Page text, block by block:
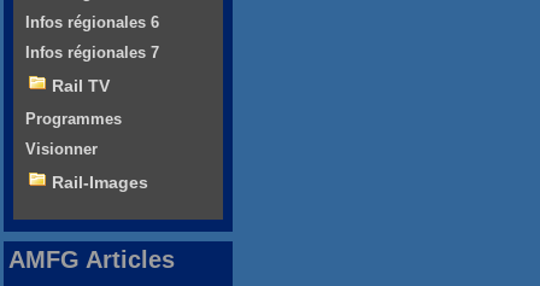
Infos régionales 6
Infos régionales 7
Rail TV
Programmes
Visionner
Rail-Images
AMFG Articles